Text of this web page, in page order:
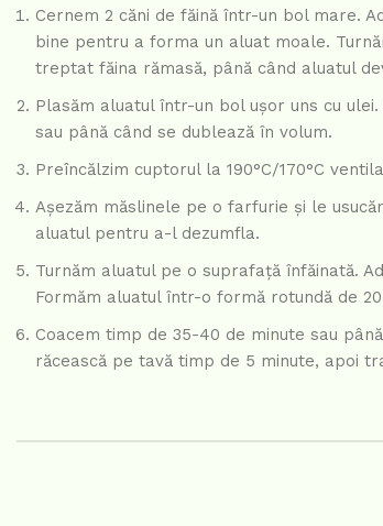
Cernem 2 căni de făină într-un bol mare.
bine pentru a forma un aluat moale.
treptat făina rămasă, până când aluatul
Plasăm aluatul într-un bol ușor uns cu
sau până când se dublează în volum.
Preîncălzim cuptorul la 190°C/170°C
Așezăm măslinele pe o farfurie și le
aluatul pentru a-l dezumfla.
Turnăm aluatul pe o suprafață înfăinată.
Formăm aluatul într-o formă rotundă de
Coacem timp de 35-40 de minute sau
răcească pe tavă timp de 5 minute, apoi